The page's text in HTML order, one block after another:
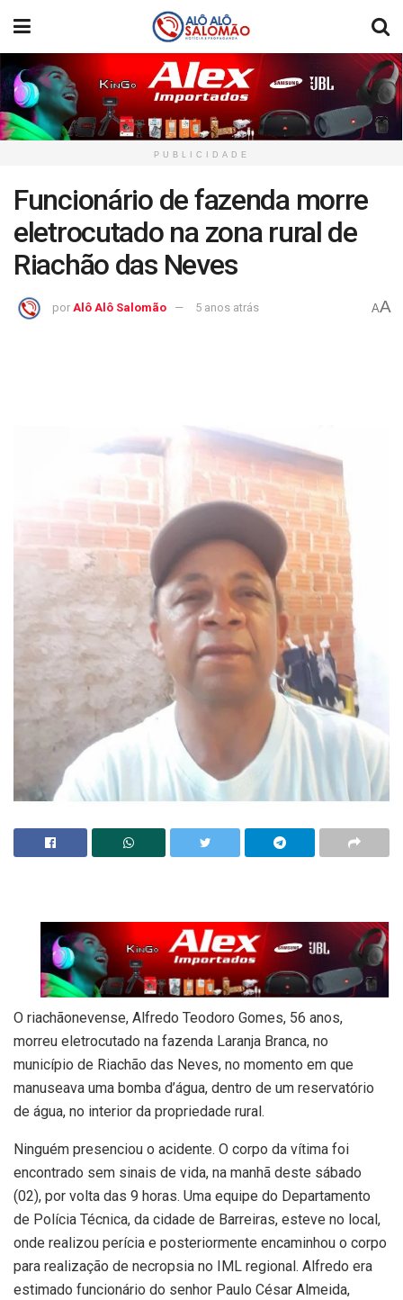
PUBLICIDADE
Funcionário de fazenda morre
eletrocutado na zona rural de
Riachão das Neves
por Alô Alô Salomão 5 anos atrás AA
O riachãonevense, Alfredo Teodoro Gomes, 56 anos,
morreu eletrocutado na fazenda Laranja Branca, no
município de Riachão das Neves, no momento em que
manuseava uma bomba d’água, dentro de um reservatório
de água, no interior da propriedade rural.
Ninguém presenciou o acidente. O corpo da vítima foi
encontrado sem sinais de vida, na manhã deste sábado
(02), por volta das 9 horas. Uma equipe do Departamento
de Polícia Técnica, da cidade de Barreiras, esteve no local,
onde realizou perícia e posteriormente encaminhou o corpo
para realização de necropsia no IML regional. Alfredo era
estimado funcionário do senhor Paulo César Almeida,